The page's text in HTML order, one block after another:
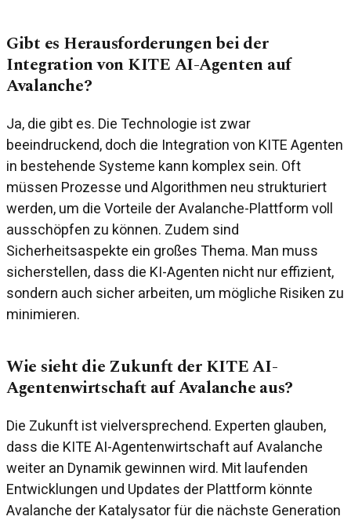
Gibt es Herausforderungen bei der
Integration von KITE AI-Agenten auf
Avalanche?
Ja, die gibt es. Die Technologie ist zwar
beeindruckend, doch die Integration von KITE Agenten
in bestehende Systeme kann komplex sein. Oft
müssen Prozesse und Algorithmen neu strukturiert
werden, um die Vorteile der Avalanche-Plattform voll
ausschöpfen zu können. Zudem sind
Sicherheitsaspekte ein großes Thema. Man muss
sicherstellen, dass die KI-Agenten nicht nur effizient,
sondern auch sicher arbeiten, um mögliche Risiken zu
minimieren.
Wie sieht die Zukunft der KITE AI-
Agentenwirtschaft auf Avalanche aus?
Die Zukunft ist vielversprechend. Experten glauben,
dass die KITE AI-Agentenwirtschaft auf Avalanche
weiter an Dynamik gewinnen wird. Mit laufenden
Entwicklungen und Updates der Plattform könnte
Avalanche der Katalysator für die nächste Generation